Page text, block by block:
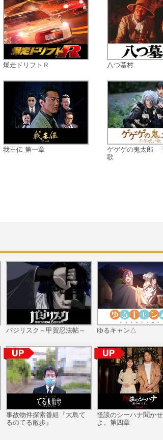
に陥るのであった・・・。
爆走ドリフトＲ
我王伝 第一章
八つ墓村
ゲゲゲの鬼太郎
歌
バジリスク～甲賀忍法帖～
事故物件探索番組『大島て
るのてる散歩』
ゆるキャン△
怪談のシーハナ聞か
よ。第四章